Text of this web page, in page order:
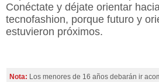
Conéctate y déjate orientar
tecnofashion, porque futuro y
estuvieron próximos.
Nota: Los menores de 16 años debarán ir